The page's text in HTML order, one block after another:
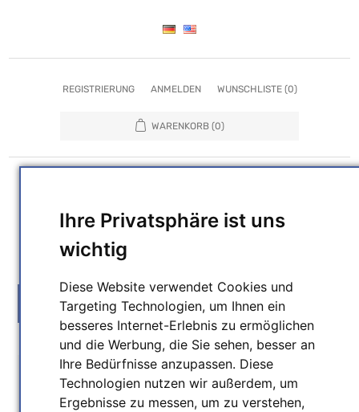
Ihre Privatsphäre ist uns
wichtig
Diese Website verwendet Cookies und
Targeting Technologien, um Ihnen ein
besseres Internet-Erlebnis zu ermöglichen
und die Werbung, die Sie sehen, besser an
Ihre Bedürfnisse anzupassen. Diese
Technologien nutzen wir außerdem, um
Ergebnisse zu messen, um zu verstehen,
REGISTRIERUNG ANMELDEN WUNSCHLISTE (0)
WARENKORB (0)
MENU
Home / Astrohandel / Ferngläser
/
APM MS 8x32IF ED Fernglas